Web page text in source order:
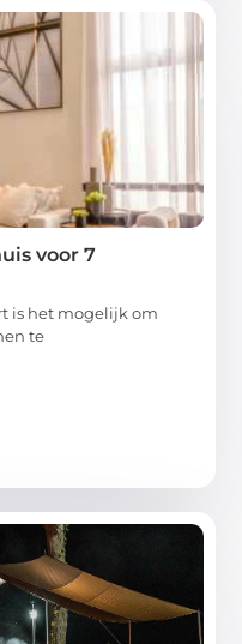
voor 7
is het mogelijk om
te